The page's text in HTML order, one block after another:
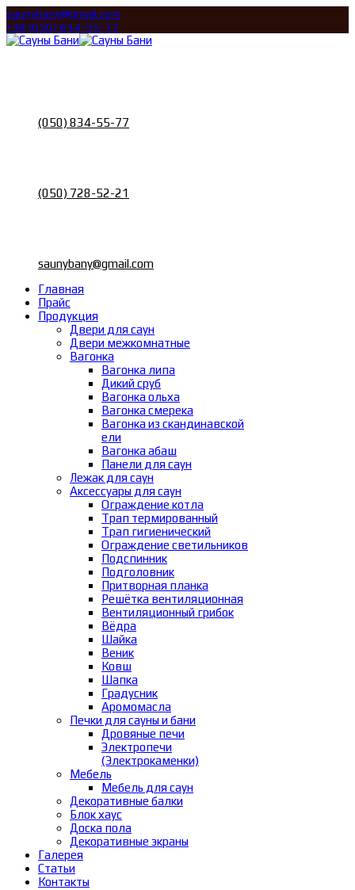
saunybany@gmail.com
+38 (050) 834-55-77
(050) 834-55-77
(050) 728-52-21
saunybany@gmail.com
Главная
Прайс
Продукция
Двери для саун
Двери межкомнатные
Вагонка
Вагонка липа
Дикий сруб
Вагонка ольха
Вагонка смерека
Вагонка из скандинавской
ели
Вагонка абаш
Панели для саун
Лежак для саун
Аксессуары для саун
Ограждение котла
Трап термированный
Трап гигиенический
Ограждение светильников
Подспинник
Подголовник
Притворная планка
Решётка вентиляционная
Вентиляционный грибок
Вёдра
Шайка
Веник
Ковш
Шапка
Градусник
Аромомасла
Печки для сауны и бани
Дровяные печи
Электропечи
(Электрокаменки)
Мебель
Мебель для саун
Декоративные балки
Блок хаус
Доска пола
Декоративные экраны
Галерея
Статьи
Контакты